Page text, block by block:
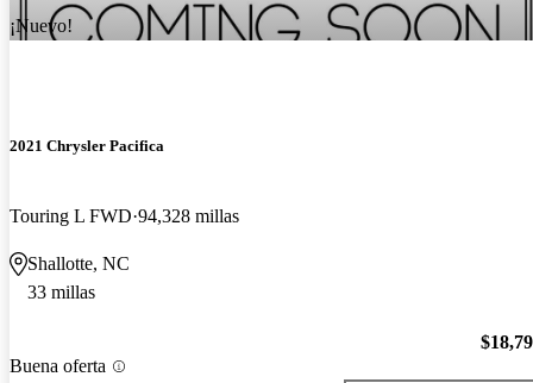
¡Nuevo!
2021 Chrysler Pacifica
Touring L FWD 94,328 millas
Shallotte, NC
33 millas
Buena oferta